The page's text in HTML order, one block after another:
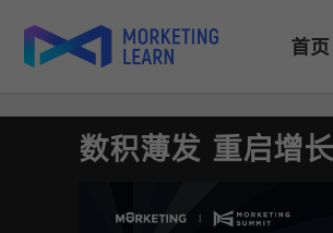
首页
数积薄发 重启增长